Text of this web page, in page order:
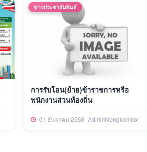
ข่าวประชาสัมพันธ์
การรับโอน(ย้าย)ข้าราชการหรือ
พนักงานส่วนท้องถิ่น
01 ธันวาคม 2568 AdminNongkomkor